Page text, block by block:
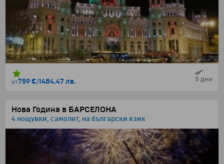
от759 €/1484.47 лв. 5 дни
Нова Година в БАРСЕЛОНА
4 нощувки, самолет, на български език